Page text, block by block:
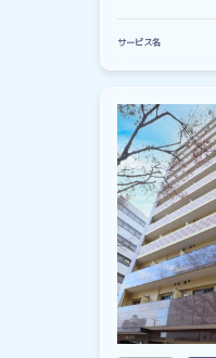
サービス名